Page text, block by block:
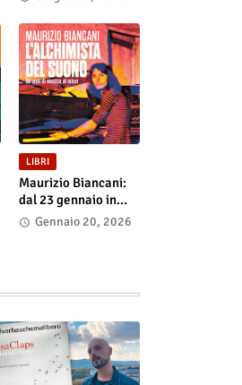
disponibile in
libreria e negli store
digitali
LIBRI
Maurizio Biancani:
dal 23 gennaio in
libreria e negli store
Gennaio 20, 2026